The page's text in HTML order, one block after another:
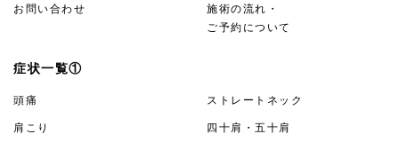
お問い合わせ
施術の流れ・
ご予約について
症状一覧①
頭痛 ストレートネック
肩こり 四十肩・五十肩